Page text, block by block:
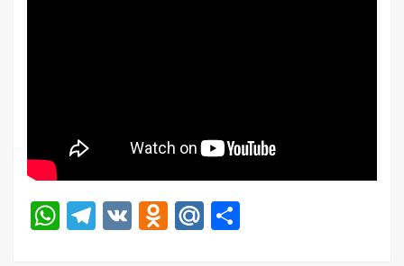
WhatsApp
Telegram
VK Odnoklassniki
Mail.Ru